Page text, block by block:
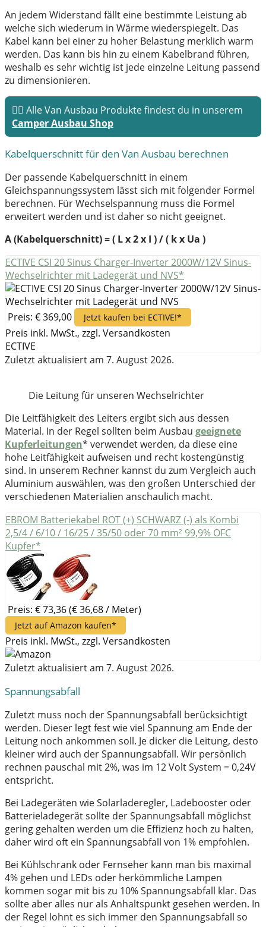
An jedem Widerstand fällt eine bestimmte Leistung ab
welche sich wiederum in Wärme wiederspiegelt. Das
Kabel kann bei einer zu hoher Belastung merklich warm
werden. Das kann bis hin zu einem Kabelbrand führen,
weshalb es sehr wichtig ist jede einzelne Leitung passend
zu dimensionieren.
👉🏼 Alle Van Ausbau Produkte findest du in unserem
Camper Ausbau Shop
Kabelquerschnitt für den Van Ausbau berechnen
Der passende Kabelquerschnitt in einem
Gleichspannungssystem lässt sich mit folgender Formel
berechnen. Für Wechselspannung muss die Formel
erweitert werden und ist daher so nicht geeignet.
A (Kabelquerschnitt) = ( L x 2 x I ) / ( k x Ua )
ECTIVE CSI 20 Sinus Charger-Inverter 2000W/12V Sinus-
Wechselrichter mit Ladegerät und NVS*
Preis: € 369,00 Jetzt kaufen bei ECTIVE!*
Preis inkl. MwSt., zzgl. Versandkosten
ECTIVE
Zuletzt aktualisiert am 7. August 2026.
Die Leitung für unseren Wechselrichter
Die Leitfähigkeit des Leiters ergibt sich aus dessen
Material. In der Regel sollten beim Ausbau geeignete
Kupferleitungen* verwendet werden, da diese eine
hohe Leitfähigkeit aufweisen und recht kostengünstig
sind. In unserem Rechner kannst du zum Vergleich auch
Aluminium auswählen, was den großen Unterschied der
verschiedenen Materialien anschaulich macht.
EBROM Batteriekabel ROT (+) SCHWARZ (-) als Kombi
2,5/4 / 6/10 / 16/25 / 35/50 oder 70 mm² 99,9% OFC
Kupfer*
Preis: € 73,36(€ 36,68 / Meter)
Jetzt auf Amazon kaufen*
Preis inkl. MwSt., zzgl. Versandkosten
Zuletzt aktualisiert am 7. August 2026.
Spannungsabfall
Zuletzt muss noch der Spannungsabfall berücksichtigt
werden. Dieser legt fest wie viel Spannung am Ende der
Leitung noch ankommen soll. Je dicker die Leitung, desto
kleiner wird auch der Spannungsabfall. Wir persönlich
rechnen pauschal mit 2%, was im 12 Volt System = 0,24V
entspricht.
Bei Ladegeräten wie Solarladeregler, Ladebooster oder
Batterieladegerät sollte der Spannungsabfall möglichst
gering gehalten werden um die Effizienz hoch zu halten,
daher wird oft ein Spannungsabfall von 1% empfohlen.
Bei Kühlschrank oder Fernseher kann man bis maximal
4% gehen und LEDs oder herkömmliche Lampen
kommen sogar mit bis zu 10% Spannungsabfall klar. Das
sollte aber alles nur als Anhaltspunkt gesehen werden. In
der Regel lohnt es sich immer den Spannungsabfall so